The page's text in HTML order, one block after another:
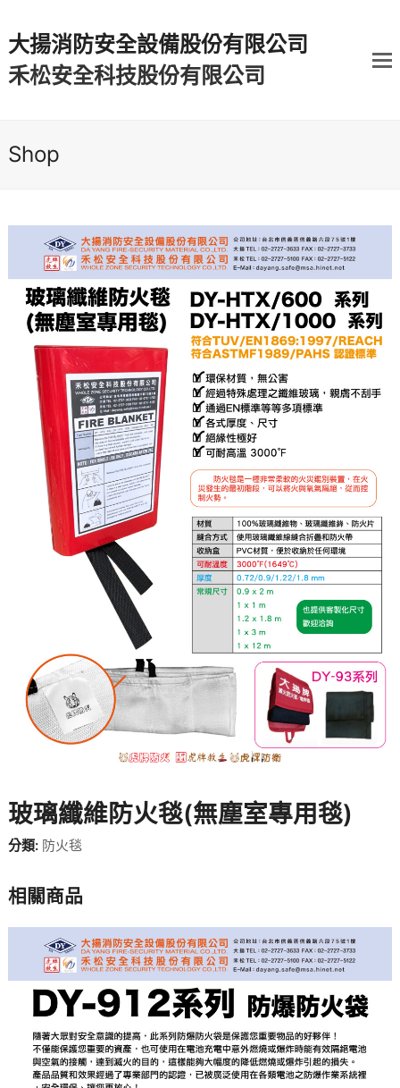
大揚消防安全設備股份有限公司
禾松安全科技股份有限公司
Shop
玻璃纖維防火毯(無塵室專用毯)
分類: 防火毯
相關商品